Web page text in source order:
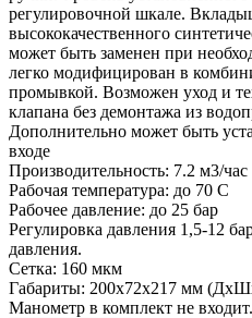
регулировочной шкале.
высококачественного
может быть заменен при
легко модифицирован в
промывкой. Возможен уход и
клапана без демонтажа из
Дополнительно может быть
входе
Производительность: 7.2 м3/час
Рабочая температура: до 70 С
Рабочее давление: до 25 бар
Регулировка давления 1,5-12
давления.
Сетка: 160 мкм
Габариты: 200х72х217 мм
Манометр в комплект не входит.